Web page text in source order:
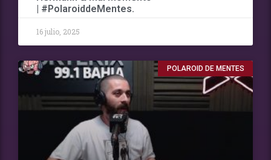
| #PolaroiddeMentes.
16 julio, 2025
POLAROID DE MENTES